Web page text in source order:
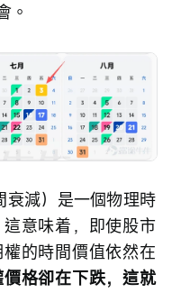
。
衰減）是一個物理時
意味着，即使股市
的時間價值依然在
格卻在下跌，這就